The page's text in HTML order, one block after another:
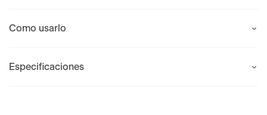
Como usarlo
Especificaciones